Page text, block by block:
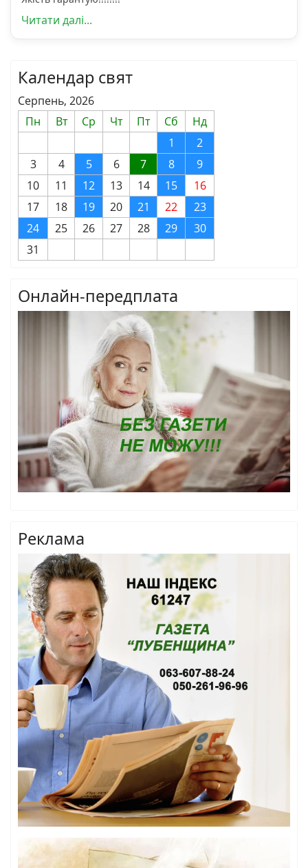
Читати далі...
Календар свят
Серпень, 2026
Пн
Вт Ср Чт Пт Сб
Нд
1
2
3
4 5 6 7 8
9
10
11 12 13 14 15
16
17
18 19 20 21 22
23
24
25 26 27 28 29
30
31
Онлайн-передплата
Реклама